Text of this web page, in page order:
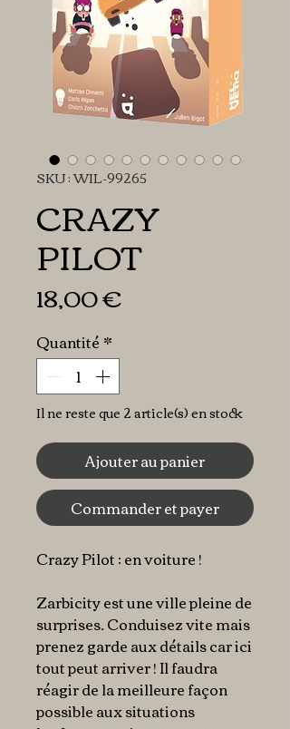
SKU : WIL-99265
CRAZY
PILOT
18,00 €Prix
Quantité *
Il ne reste que 2 article(s) en stock
Ajouter au panier
Commander et payer
Crazy Pilot : en voiture !
Zarbicity est une ville pleine de
surprises. Conduisez vite mais
prenez garde aux détails car ici
tout peut arriver ! Il faudra
réagir de la meilleure façon
possible aux situations